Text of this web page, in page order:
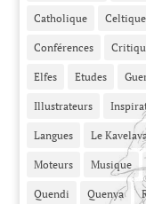
Catholique Celtique
Conférences
Elfes Etudes
Illustrateurs
Langues Le
Moteurs Musique
Quendi Quenya